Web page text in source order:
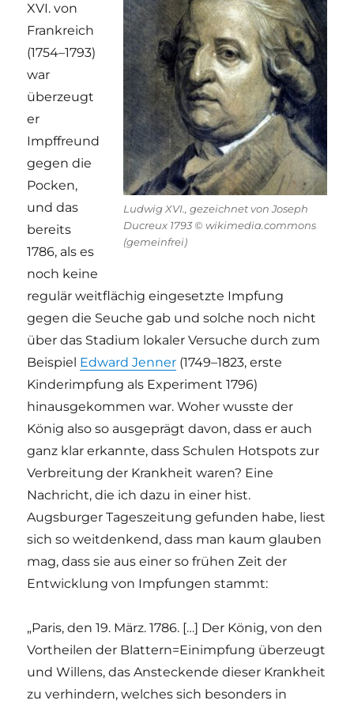
Ludwig XVI., gezeichnet von Joseph
Ducreux 1793 © wikimedia.commons
(gemeinfrei)
XVI. von
Frankreich
(1754–1793)
war
überzeugt
er
Impffreund
gegen die
Pocken,
und das
bereits
1786, als es
noch keine
regulär weitflächig eingesetzte Impfung
gegen die Seuche gab und solche noch nicht
über das Stadium lokaler Versuche durch zum
Beispiel Edward Jenner (1749–1823, erste
Kinderimpfung als Experiment 1796)
hinausgekommen war. Woher wusste der
König also so ausgeprägt davon, dass er auch
ganz klar erkannte, dass Schulen Hotspots zur
Verbreitung der Krankheit waren? Eine
Nachricht, die ich dazu in einer hist.
Augsburger Tageszeitung gefunden habe, liest
sich so weitdenkend, dass man kaum glauben
mag, dass sie aus einer so frühen Zeit der
Entwicklung von Impfungen stammt:
„Paris, den 19. März. 1786. […] Der König, von den
Vortheilen der Blattern=Einimpfung überzeugt
und Willens, das Ansteckende dieser Krankheit
zu verhindern, welches sich besonders in